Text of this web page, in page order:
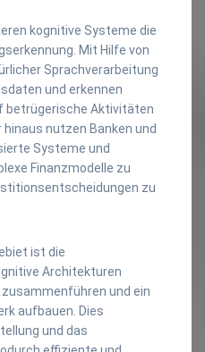
kognitive Systeme die
Mit Hilfe von
Sprachverarbeitung
und erkennen
betrügerische Aktivitäten
nutzen Banken und
Systeme und
Finanzmodelle zu
zu
ist die
Architekturen
und ein
aufbauen. Dies
und das